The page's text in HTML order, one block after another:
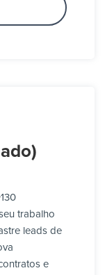
trabalho
leads de
e